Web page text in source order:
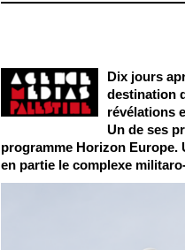
Dix jours
destination
révélations
Un de ses
programme Horizon Europe.
en partie le complexe